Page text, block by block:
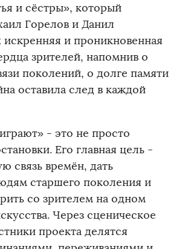
и сёстры», который
Горелов и Данил
и проникновенная
зрителей, напомнив о
поколений, о долге памяти
оставила след в каждой
- это не просто
Его главная цель -
связь времён, дать
старшего поколения и
со зрителем на одном
Через сценическое
проекта делятся